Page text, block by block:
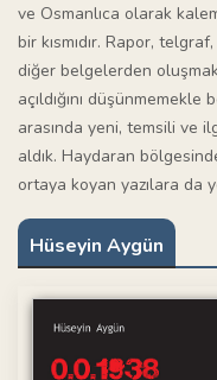
ve Osmanlıca olarak
bir kısmıdır. Rapor,
diğer belgelerden
açıldığını
arasında yeni, temsili ve
aldık. Haydaran
ortaya koyan yazılara da
Hüseyin Aygün